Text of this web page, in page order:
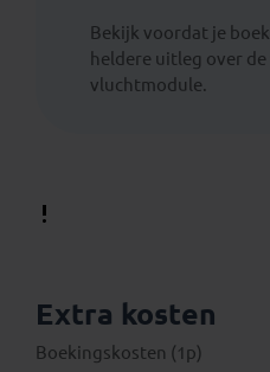
Bekijk voordat je
heldere uitleg over
vluchtmodule.
Extra kosten
Boekingskosten (1p)